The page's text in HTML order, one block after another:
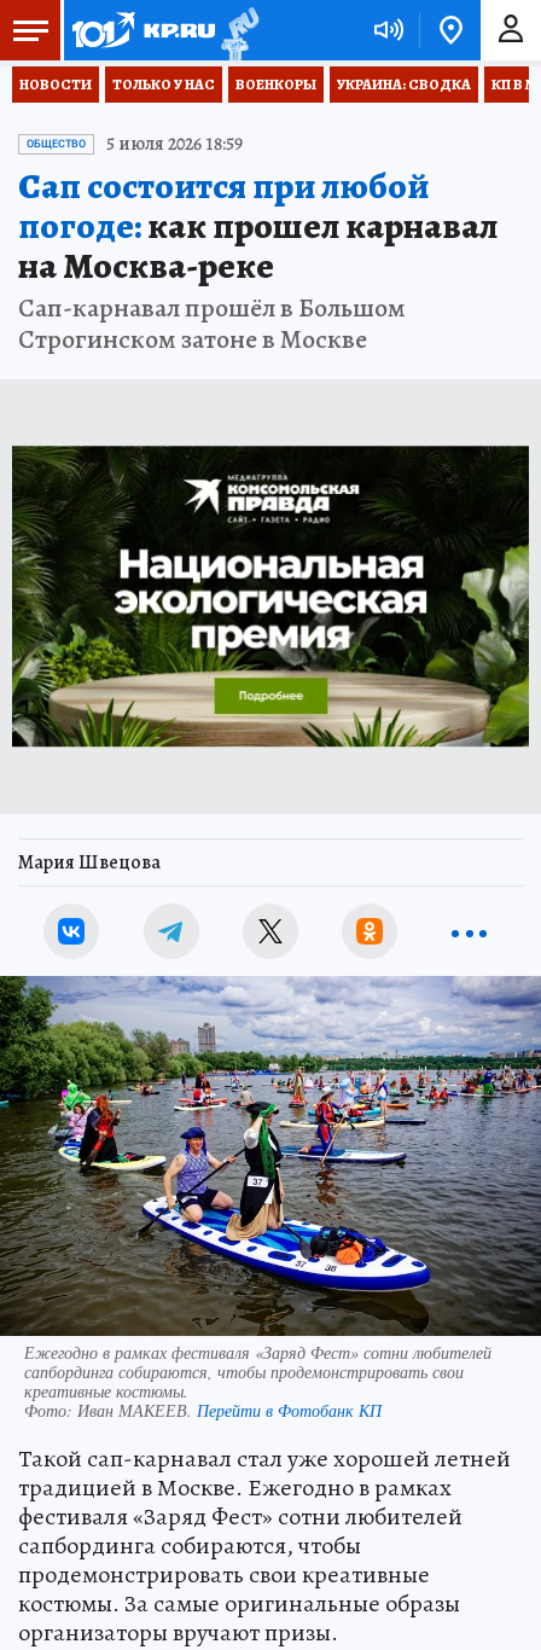
НОВОСТИ ТОЛЬКО У НАС ВОЕНКОРЫ УКРАИНА: СВОДКА КП В
ОБЩЕСТВО 5 июля 2026 18:59
Сап состоится при любой
погоде:как прошел карнавал
на Москва-реке
Сап-карнавал прошёл в Большом
Строгинском затоне в Москве
Мария Швецова
Ежегодно в рамках фестиваля «Заряд Фест» сотни любителей
сапбординга собираются, чтобы продемонстрировать свои
креативные костюмы.
Фото: Иван МАКЕЕВ. Перейти в Фотобанк КП
Такой сап-карнавал стал уже хорошей летней
традицией в Москве. Ежегодно в рамках
фестиваля «Заряд Фест» сотни любителей
сапбординга собираются, чтобы
продемонстрировать свои креативные
костюмы. За самые оригинальные образы
организаторы вручают призы.